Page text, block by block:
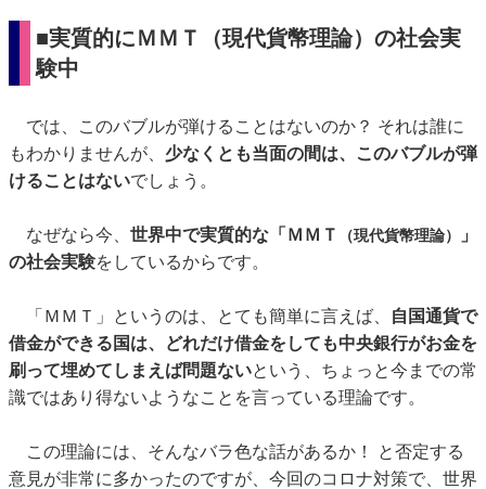
■実質的にＭＭＴ（現代貨幣理論）の社会実
験中
では、このバブルが弾けることはないのか？ それは誰に
もわかりませんが、 少なくとも当面の間は、このバブルが弾
けることはないでしょう。
なぜなら今、 世界中で実質的な「ＭＭＴ （現代貨幣理論）
」
の社会実験をしているからです。
「ＭＭＴ」というのは、とても簡単に言えば、
自国通貨で
借金ができる国は、どれだけ借金をしても中央銀行がお金を
刷って埋めてしまえば問題ないという、ちょっと今までの常
識ではあり得ないようなことを言っている理論です。
この理論には、そんなバラ色な話があるか！ と否定する
意見が非常に多かったのですが、今回のコロナ対策で、世界